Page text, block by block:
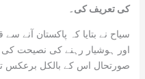
کی تعریف کی۔
سیاح نے بتایا کہ پاکستان آنے
اور ہوشیار رہنے کی نصیحت
صورتحال اس کے بالکل برعکس